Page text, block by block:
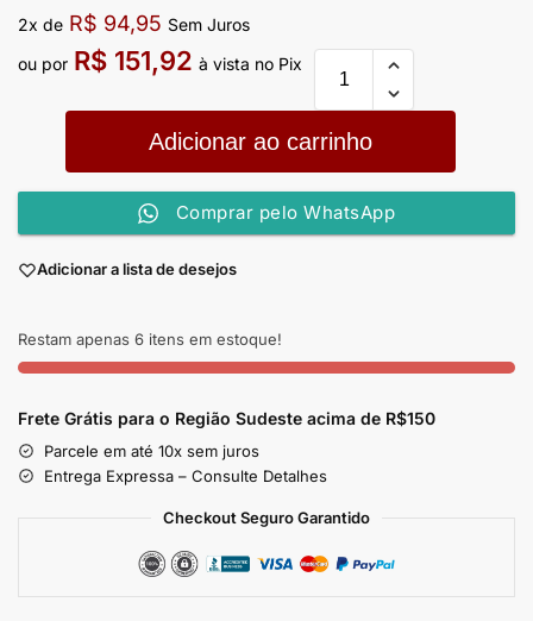
2x de R$ 94,95 Sem Juros
ou por R$ 151,92 à vista no Pix
Adicionar ao carrinho
Comprar pelo WhatsApp
Adicionar a lista de desejos
Restam apenas 6 itens em estoque!
Frete Grátis para o Região Sudeste acima de R$150
Parcele em até 10x sem juros
Entrega Expressa – Consulte Detalhes
Checkout Seguro Garantido